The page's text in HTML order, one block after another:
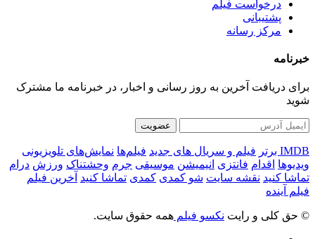
درخواست فیلم
پشتیبانی
مرکز رسانه
خبرنامه
برای دریافت آخرین به روز رسانی و اخبار، در خبرنامه ما مشترک
شوید
عضویت
IMDB برتر فیلم و سریال های جدید فیلم‌ها نمایش‌های تلویزیونی
ویدیوها اقدام فانتزی انیمیشن موسیقی جرم وحشتناک ورزش درام
تماشا کنید نقشه سایت شو کمدی کمدی تماشا کنید آخرین فیلم
فیلم آینده
© حق کلی و رایت نکسو فیلم همه حقوق سایت.